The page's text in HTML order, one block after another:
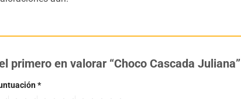
primero en valorar “Choco Cascada Juliana”
*